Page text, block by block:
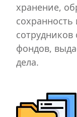
хранение,
сохранность
фондов,
дела.